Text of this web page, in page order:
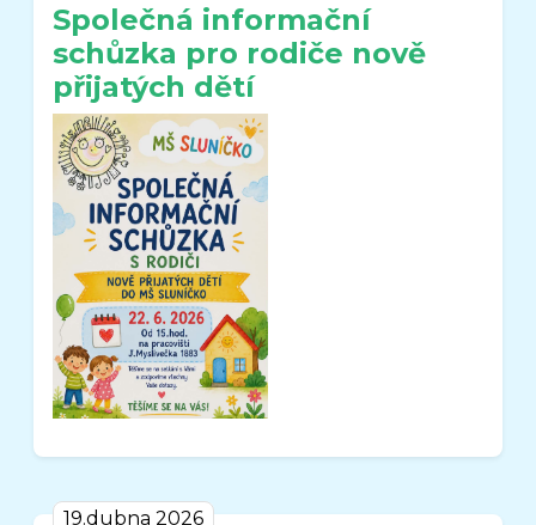
Společná informační
schůzka pro rodiče nově
přijatých dětí
19.dubna 2026